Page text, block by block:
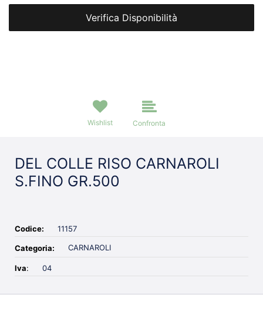
Verifica Disponibilità
Wishlist Confronta
DEL COLLE RISO CARNAROLI
S.FINO GR.500
Codice: 11157
Categoria: CARNAROLI
Iva: 04